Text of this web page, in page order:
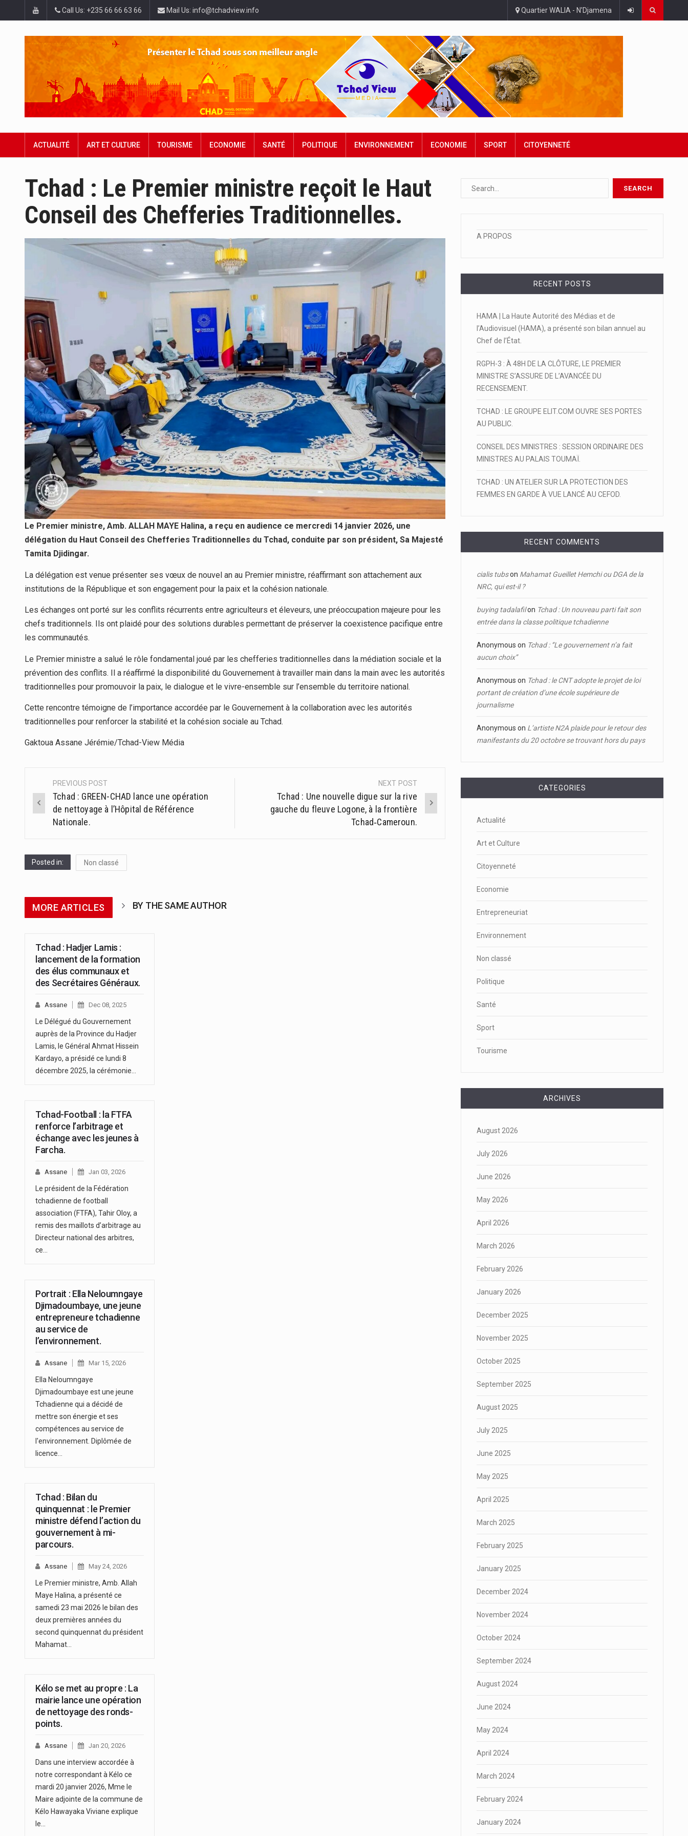
Call Us: +235 66 66 63 66 Mail Us: info@tchadview.info Quartier WALIA - N'Djamena
ACTUALITÉ ART ET CULTURE TOURISME ECONOMIE SANTÉ POLITIQUE ENVIRONNEMENT ECONOMIE SPORT CITOYENNETÉ
Tchad : Le Premier ministre reçoit le Haut
Conseil des Chefferies Traditionnelles.
Le Premier ministre, Amb. ALLAH MAYE Halina, a reçu en audience ce mercredi 14 janvier 2026, une
délégation du Haut Conseil des Chefferies Traditionnelles du Tchad, conduite par son président, Sa Majesté
Tamita Djidingar.
La délégation est venue présenter ses vœux de nouvel an au Premier ministre, réaffirmant son attachement aux
institutions de la République et son engagement pour la paix et la cohésion nationale.
Les échanges ont porté sur les conflits récurrents entre agriculteurs et éleveurs, une préoccupation majeure pour les
chefs traditionnels. Ils ont plaidé pour des solutions durables permettant de préserver la coexistence pacifique entre
les communautés.
Le Premier ministre a salué le rôle fondamental joué par les chefferies traditionnelles dans la médiation sociale et la
prévention des conflits. Il a réaffirmé la disponibilité du Gouvernement à travailler main dans la main avec les autorités
traditionnelles pour promouvoir la paix, le dialogue et le vivre-ensemble sur l’ensemble du territoire national.
Cette rencontre témoigne de l’importance accordée par le Gouvernement à la collaboration avec les autorités
traditionnelles pour renforcer la stabilité et la cohésion sociale au Tchad.
Gaktoua Assane Jérémie/Tchad-View Média
Post
navigation
PREVIOUS POST
Tchad : GREEN-CHAD lance une opération
de nettoyage à l’Hôpital de Référence
Nationale.
NEXT POST
Tchad : Une nouvelle digue sur la rive
gauche du fleuve Logone, à la frontière
Tchad‑Cameroun.
Posted in: Non classé
MORE ARTICLES BY THE SAME AUTHOR
Tchad : Hadjer Lamis :
lancement de la formation
des élus communaux et
des Secrétaires Généraux.
Assane Dec 08, 2025
Le Délégué du Gouvernement
auprès de la Province du Hadjer
Lamis, le Général Ahmat Hissein
Kardayo, a présidé ce lundi 8
décembre 2025, la cérémonie…
Tchad-Football : la FTFA
renforce l’arbitrage et
échange avec les jeunes à
Farcha.
Assane Jan 03, 2026
Le président de la Fédération
tchadienne de football
association (FTFA), Tahir Oloy, a
remis des maillots d’arbitrage au
Directeur national des arbitres,
ce…
Portrait : Ella Neloumngaye
Djimadoumbaye, une jeune
entrepreneure tchadienne
au service de
l’environnement.
Assane Mar 15, 2026
Ella Neloumngaye
Djimadoumbaye est une jeune
Tchadienne qui a décidé de
mettre son énergie et ses
compétences au service de
l'environnement. Diplômée de
licence…
Tchad : Bilan du
quinquennat : le Premier
ministre défend l’action du
gouvernement à mi-
parcours.
Assane May 24, 2026
Le Premier ministre, Amb. Allah
Maye Halina, a présenté ce
samedi 23 mai 2026 le bilan des
deux premières années du
second quinquennat du président
Mahamat…
Kélo se met au propre : La
mairie lance une opération
de nettoyage des ronds-
points.
Assane Jan 20, 2026
Dans une interview accordée à
notre correspondant à Kélo ce
mardi 20 janvier 2026, Mme le
Maire adjointe de la commune de
Kélo Hawayaka Viviane explique
le…
A PROPOS
RECENT POSTS
HAMA | La Haute Autorité des Médias et de
l’Audiovisuel (HAMA), a présenté son bilan annuel au
Chef de l’État.
RGPH-3 : À 48H DE LA CLÔTURE, LE PREMIER
MINISTRE S’ASSURE DE L’AVANCÉE DU
RECENSEMENT.
TCHAD : LE GROUPE ELIT.COM OUVRE SES PORTES
AU PUBLIC.
CONSEIL DES MINISTRES : SESSION ORDINAIRE DES
MINISTRES AU PALAIS TOUMAÏ.
TCHAD : UN ATELIER SUR LA PROTECTION DES
FEMMES EN GARDE À VUE LANCÉ AU CEFOD.
RECENT COMMENTS
cialis tubson Mahamat Gueillet Hemchi ou DGA de la
NRC, qui est-il ?
buying tadalafilon Tchad : Un nouveau parti fait son
entrée dans la classe politique tchadienne
Anonymous on Tchad : ‘’Le gouvernement n’a fait
aucun choix’’
Anonymous on Tchad : le CNT adopte le projet de loi
portant de création d’une école supérieure de
journalisme
Anonymous on L’artiste N2A plaide pour le retour des
manifestants du 20 octobre se trouvant hors du pays
CATEGORIES
Actualité
Art et Culture
Citoyenneté
Economie
Entrepreneuriat
Environnement
Non classé
Politique
Santé
Sport
Tourisme
ARCHIVES
August 2026
July 2026
June 2026
May 2026
April 2026
March 2026
February 2026
January 2026
December 2025
November 2025
October 2025
September 2025
August 2025
July 2025
June 2025
May 2025
April 2025
March 2025
February 2025
January 2025
December 2024
November 2024
October 2024
September 2024
August 2024
June 2024
May 2024
April 2024
March 2024
February 2024
January 2024